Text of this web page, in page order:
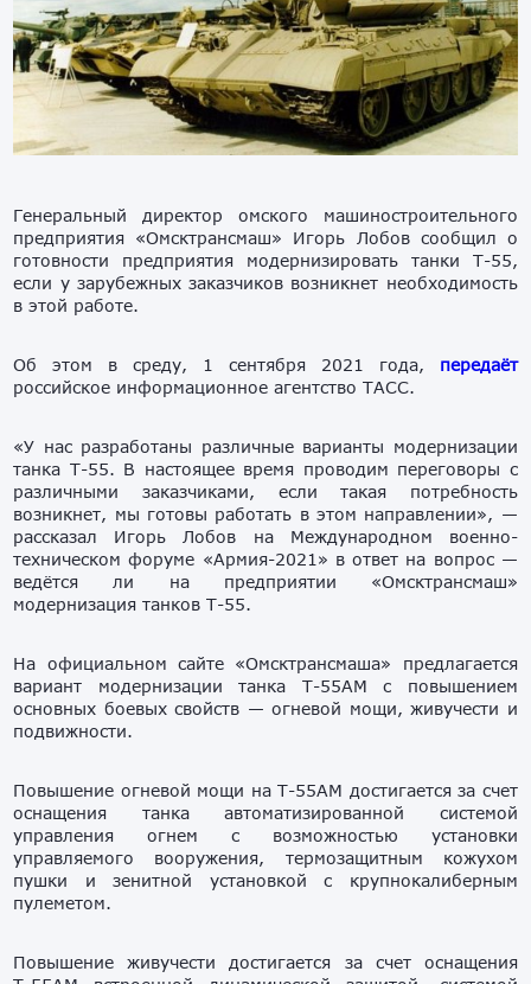
Генеральный директор омского машиностроительного
предприятия «Омсктрансмаш» Игорь Лобов сообщил о
готовности предприятия модернизировать танки Т-55,
если у зарубежных заказчиков возникнет необходимость
в этой работе.
Об этом в среду, 1 сентября 2021 года, передаёт
российское информационное агентство ТАСС.
«У нас разработаны различные варианты модернизации
танка Т-55. В настоящее время проводим переговоры с
различными заказчиками, если такая потребность
возникнет, мы готовы работать в этом направлении», —
рассказал Игорь Лобов на Международном военно-
техническом форуме «Армия-2021» в ответ на вопрос —
ведётся ли на предприятии «Омсктрансмаш»
модернизация танков Т-55.
На официальном сайте «Омсктрансмаша» предлагается
вариант модернизации танка Т-55АМ с повышением
основных боевых свойств — огневой мощи, живучести и
подвижности.
Повышение огневой мощи на Т-55АМ достигается за счет
оснащения танка автоматизированной системой
управления огнем с возможностью установки
управляемого вооружения, термозащитным кожухом
пушки и зенитной установкой с крупнокалиберным
пулеметом.
Повышение живучести достигается за счет оснащения